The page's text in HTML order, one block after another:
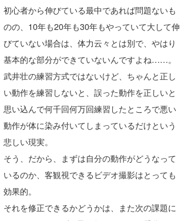
初心者から伸びている最中であれば問題ないも
のの、10年も20年も30年もやっていて大して伸
びていない場合は、体力云々とは別で、やはり
基本的な部分ができていないんですよね……。
武井壮の練習方式ではないけど、ちゃんと正し
い動作を練習しないと、誤った動作を正しいと
思い込んで何千回何万回練習したところで悪い
動作が体に染み付いてしまっているだけという
悲しい現実。
そう、だから、まずは自分の動作がどうなって
いるのか、客観視できるビデオ撮影はとっても
効果的。
それを修正できるかどうかは、また次の課題に
chappy
Romisea